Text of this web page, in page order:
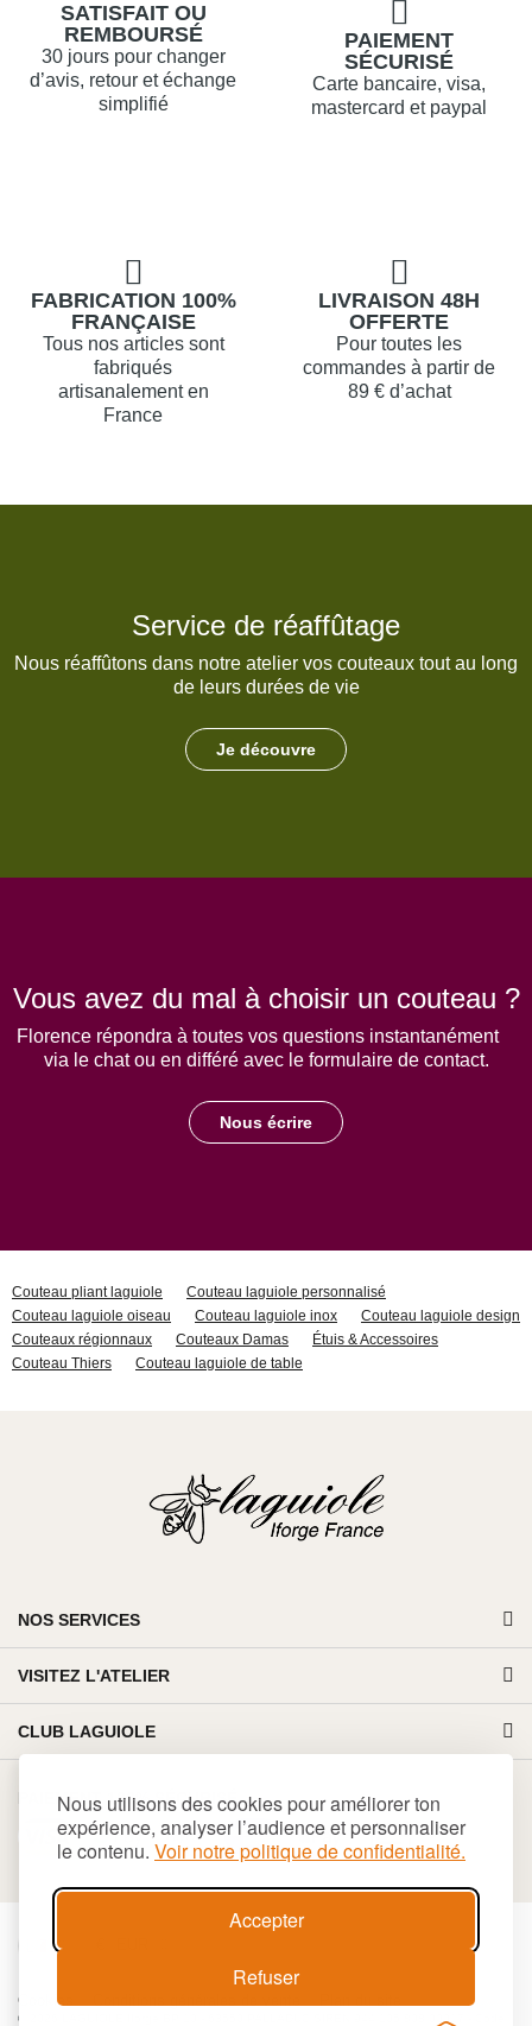
Nous utilisons des cookies pour améliorer ton
expérience, analyser l’audience et personnaliser
le contenu. Voir notre politique de confidentialité.
Accepter
Refuser
SATISFAIT OU
REMBOURSÉ
30 jours pour changer
d’avis, retour et échange
simplifié
PAIEMENT
SÉCURISÉ
Carte bancaire, visa,
mastercard et paypal
FABRICATION 100%
FRANÇAISE
Tous nos articles sont
fabriqués
artisanalement en
France
LIVRAISON 48H
OFFERTE
Pour toutes les
commandes à partir de
89 € d’achat
Service de réaffûtage
Nous réaffûtons dans notre atelier vos couteaux tout au long
de leurs durées de vie
Je découvre
Vous avez du mal à choisir un couteau ?
Florence répondra à toutes vos questions instantanément
via le chat ou en différé avec le formulaire de contact.
Nous écrire
Couteau pliant laguiole
Couteau laguiole personnalisé
Couteau laguiole oiseau
Couteau laguiole inox
Couteau laguiole design
Couteaux régionnaux
Couteaux Damas
Étuis & Accessoires
Couteau Thiers
Couteau laguiole de table
NOS SERVICES
VISITEZ L'ATELIER
CLUB LAGUIOLE
PAIEMENT 100% SÉCURISÉ
Cookies
© 2026 LAGUIOLE Iforge BP 10 - 63550 PALLADUC SIREN 944 105 808 00017 - Code